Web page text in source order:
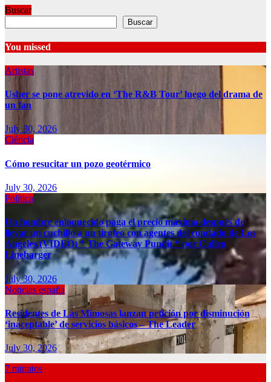
Buscar
Buscar
You missed
Artistas
Usher se pone atrevido en ‘The R&B Tour’ luego del drama de
un fan
July 30, 2026
Ciéncia
Cómo resucitar un pozo geotérmico
July 30, 2026
Política
Un hombre enloquecido paga el precio máximo después de
llevar un cuchillo a un tiroteo con agentes del condado de Los
Ángeles (VIDEO) * The Gateway Pundit * por Cullen
Linebarger
July 30, 2026
Noticias españa
Residentes de Las Mimosas lanzan petición por disminución
‘inaceptable’ de servicios básicos – The Leader
July 30, 2026
7 minutos